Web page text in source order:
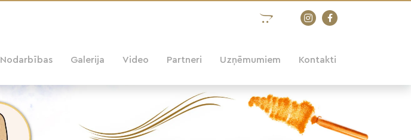
Nodarbības Galerija Video Partneri Uzņēmumiem Kontakti